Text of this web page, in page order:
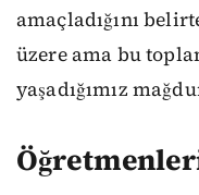
amaçladığını
üzere ama bu
yaşadığımız